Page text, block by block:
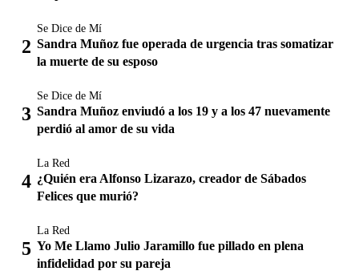
Se Dice de Mí
Sandra Muñoz fue operada de urgencia tras somatizar
la muerte de su esposo
Se Dice de Mí
Sandra Muñoz enviudó a los 19 y a los 47 nuevamente
perdió al amor de su vida
La Red
¿Quién era Alfonso Lizarazo, creador de Sábados
Felices que murió?
La Red
Yo Me Llamo Julio Jaramillo fue pillado en plena
infidelidad por su pareja